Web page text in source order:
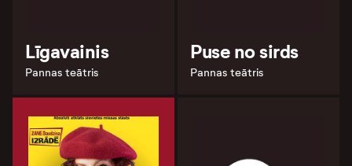
Līgavainis
Pannas teātris
Puse no sirds
Pannas teātris